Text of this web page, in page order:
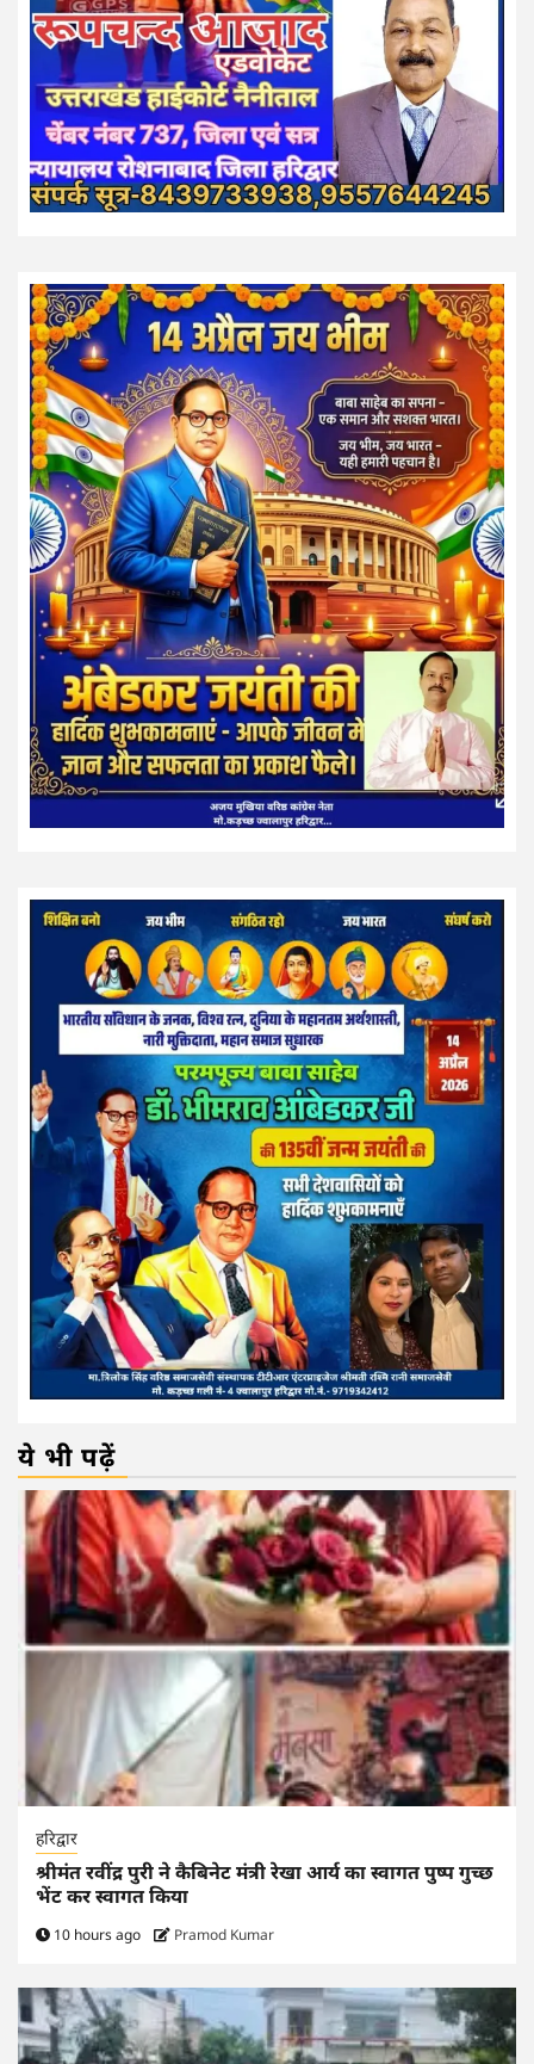
ये भी पढ़ें
हरिद्वार
श्रीमंत रवींद्र पुरी ने कैबिनेट मंत्री रेखा आर्य का स्वागत पुष्प गुच्छ
भेंट कर स्वागत किया
10 hours ago Pramod Kumar